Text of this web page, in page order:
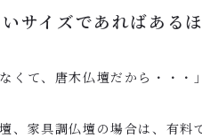
サイズであればあるほ
くて、唐木仏壇だから・・・」
、家具調仏壇の場合は、有料